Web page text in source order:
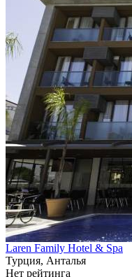
Laren Family Hotel & Spa
Турция, Анталья
Нет рейтинга